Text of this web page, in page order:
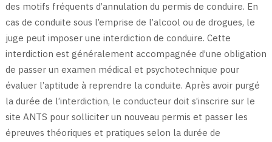
des motifs fréquents d’annulation du permis de conduire. En
cas de conduite sous l’emprise de l’alcool ou de drogues, le
juge peut imposer une interdiction de conduire. Cette
interdiction est généralement accompagnée d’une obligation
de passer un examen médical et psychotechnique pour
évaluer l’aptitude à reprendre la conduite. Après avoir purgé
la durée de l’interdiction, le conducteur doit s’inscrire sur le
site ANTS pour solliciter un nouveau permis et passer les
épreuves théoriques et pratiques selon la durée de